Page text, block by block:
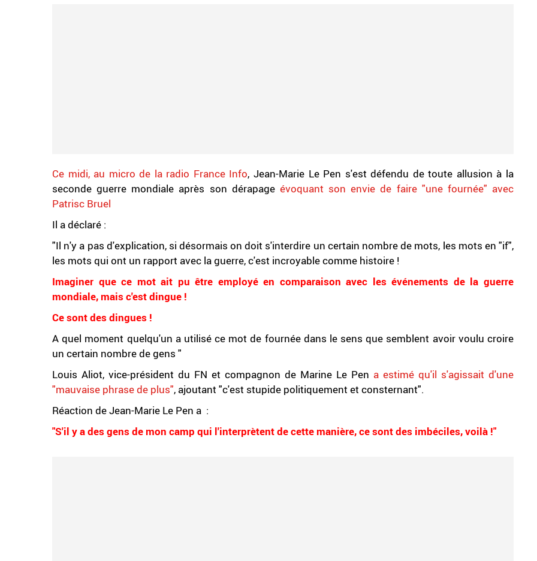
Ce midi, au micro de la radio France Info, Jean-Marie Le Pen s'est défendu de toute allusion à la
seconde guerre mondiale après son dérapage évoquant son envie de faire "une fournée" avec
Patrisc Bruel
Il a déclaré :
"Il n'y a pas d'explication, si désormais on doit s'interdire un certain nombre de mots, les mots en "if",
les mots qui ont un rapport avec la guerre, c'est incroyable comme histoire !
Imaginer que ce mot ait pu être employé en comparaison avec les événements de la guerre
mondiale, mais c'est dingue !
Ce sont des dingues !
A quel moment quelqu'un a utilisé ce mot de fournée dans le sens que semblent avoir voulu croire
un certain nombre de gens "
Louis Aliot, vice-président du FN et compagnon de Marine Le Pen a estimé qu'il s'agissait d'une
"mauvaise phrase de plus", ajoutant "c'est stupide politiquement et consternant".
Réaction de Jean-Marie Le Pen a :
"S'il y a des gens de mon camp qui l'interprètent de cette manière, ce sont des imbéciles, voilà !"